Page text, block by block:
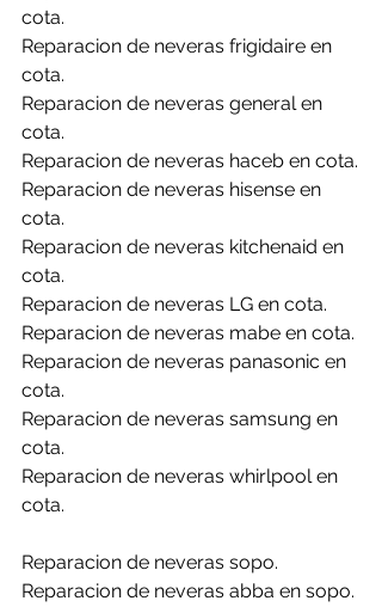
cota.
Reparacion de neveras frigidaire en
cota.
Reparacion de neveras general en
cota.
Reparacion de neveras haceb en cota.
Reparacion de neveras hisense en
cota.
Reparacion de neveras kitchenaid en
cota.
Reparacion de neveras LG en cota.
Reparacion de neveras mabe en cota.
Reparacion de neveras panasonic en
cota.
Reparacion de neveras samsung en
cota.
Reparacion de neveras whirlpool en
cota.
Reparacion de neveras sopo.
Reparacion de neveras abba en sopo.